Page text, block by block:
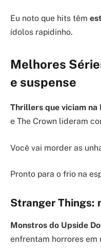
Eu noto que hits têm
ídolos rapidinho.
Melhores
e suspense
Thrillers que viciam na
e The Crown lideram
Você vai morder as
Pronto para o frio na
Stranger Things:
Monstros do Upside
enfrentam horrores em